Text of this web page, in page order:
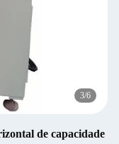
4/6
de capacidade